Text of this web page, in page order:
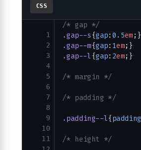
CSS
1
2
3
4
5
6
7
8
9
10
11
/* gap */
.gap--s {gap: 0.5em ;}
.gap--m{gap: 1em;}
.gap--l {gap: 2em;}
/* margin */
/* padding */
.padding--l{padding
/* height */